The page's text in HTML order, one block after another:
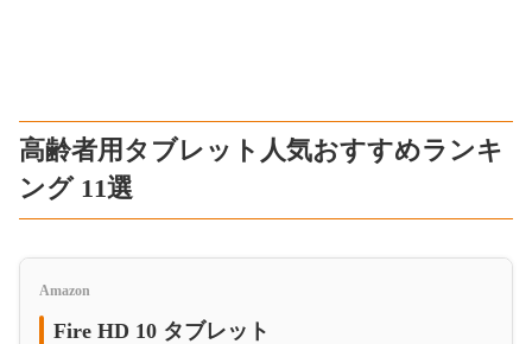
高齢者用タブレット人気おすすめランキ
ング 11選
Amazon
Fire HD 10 タブレット